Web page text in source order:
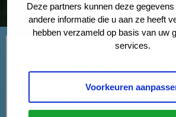
Deze partners kunnen deze
andere informatie die u aan ze heeft
hebben verzameld op basis van uw
services.
Voorkeuren
relatie waar kinderen bij betrokken
veelal afspraken gemaakt over de